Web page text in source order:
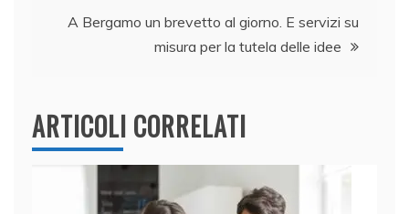
k
A Bergamo un brevetto al giorno. E servizi su
misura per la tutela delle idee
ARTICOLI CORRELATI